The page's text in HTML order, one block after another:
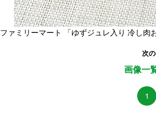
ファミリーマート 「ゆずジュレ入り 冷し肉
次
画像一
1